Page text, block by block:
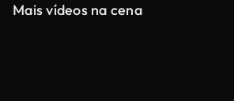
Mais vídeos na cena